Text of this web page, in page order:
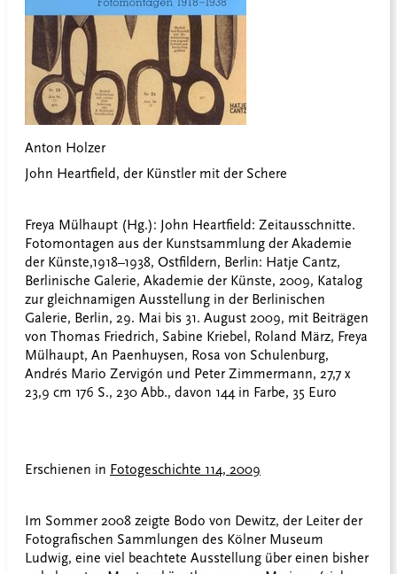
Anton Holzer
John Heartfield, der Künstler mit der Schere
Freya Mülhaupt (Hg.): John Heartfield: Zeitausschnitte.
Fotomontagen aus der Kunstsammlung der Akademie
der Künste,1918–1938, Ostfildern, Berlin: Hatje Cantz,
Berlinische Galerie, Akademie der Künste, 2009, Katalog
zur gleichnamigen Ausstellung in der Berlinischen
Galerie, Berlin, 29. Mai bis 31. August 2009, mit Beiträgen
von Thomas Friedrich, Sabine Kriebel, Roland März, Freya
Mülhaupt, An Paenhuysen, Rosa von Schulenburg,
Andrés Mario Zervigón und Peter Zimmermann, 27,7 x
23,9 cm 176 S., 230 Abb., davon 144 in Farbe, 35 Euro
Erschienen in Fotogeschichte 114, 2009
Im Sommer 2008 zeigte Bodo von Dewitz, der Leiter der
Fotografischen Sammlungen des Kölner Museum
Ludwig, eine viel beachtete Ausstellung über einen bisher